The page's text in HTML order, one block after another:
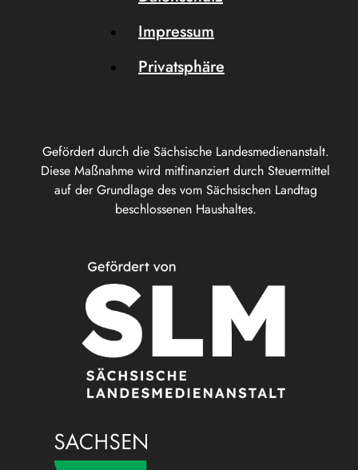
Gefördert durch die Sächsische Landesmedienanstalt.
Diese Maßnahme wird mitfinanziert durch Steuermittel
auf der Grundlage des vom Sächsischen Landtag
beschlossenen Haushaltes.
Impressum
Privatsphäre